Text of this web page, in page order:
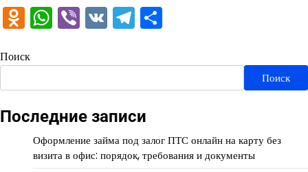
Odnoklassniki
WhatsApp
Viber
VKTelegram
Поиск
Поиск
Последние записи
Оформление займа под залог ПТС онлайн на карту без
визита в офис: порядок, требования и документы